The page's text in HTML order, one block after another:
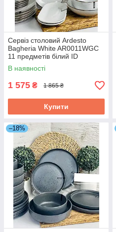
Сервіз столовий Ardesto
Bagheria White AR0011WGC
11 предметів білий ID
5086550
В наявності
1 575 ₴ 1 865 ₴
Купити
–18%